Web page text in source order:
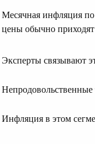
Месячная инфляция по
цены обычно
Эксперты связывают
Инфляция в этом